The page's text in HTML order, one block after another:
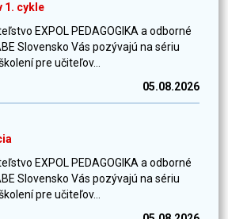
1. cykle
EXPOL PEDAGOGIKA a odborné
Slovensko Vás pozývajú na sériu
pre učiteľov...
05.08.2026
EXPOL PEDAGOGIKA a odborné
Slovensko Vás pozývajú na sériu
pre učiteľov...